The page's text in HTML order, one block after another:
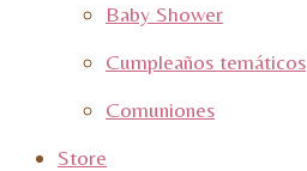
Baby Shower
Cumpleaños temáticos
Comuniones
Store